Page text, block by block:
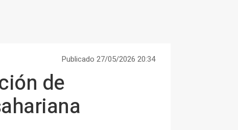
Publicado 27/05/2026 20:34
de